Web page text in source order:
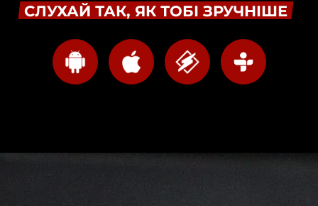
СЛУХАЙ ТАК, ЯК ТОБІ ЗРУЧНІШЕ